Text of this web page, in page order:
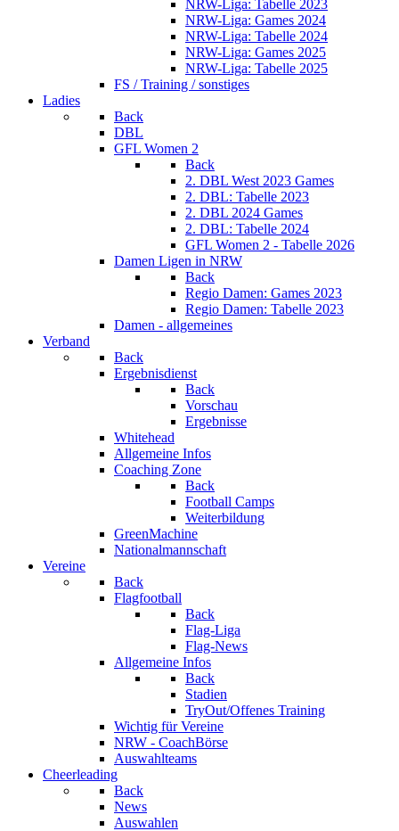
NRW-Liga: Tabelle 2023
NRW-Liga: Games 2024
NRW-Liga: Tabelle 2024
NRW-Liga: Games 2025
NRW-Liga: Tabelle 2025
FS / Training / sonstiges
Ladies
Back
DBL
GFL Women 2
Back
2. DBL West 2023 Games
2. DBL: Tabelle 2023
2. DBL 2024 Games
2. DBL: Tabelle 2024
GFL Women 2 - Tabelle 2026
Damen Ligen in NRW
Back
Regio Damen: Games 2023
Regio Damen: Tabelle 2023
Damen - allgemeines
Verband
Back
Ergebnisdienst
Back
Vorschau
Ergebnisse
Whitehead
Allgemeine Infos
Coaching Zone
Back
Football Camps
Weiterbildung
GreenMachine
Nationalmannschaft
Vereine
Back
Flagfootball
Back
Flag-Liga
Flag-News
Allgemeine Infos
Back
Stadien
TryOut/Offenes Training
Wichtig für Vereine
NRW - CoachBörse
Auswahlteams
Cheerleading
Back
News
Auswahlen